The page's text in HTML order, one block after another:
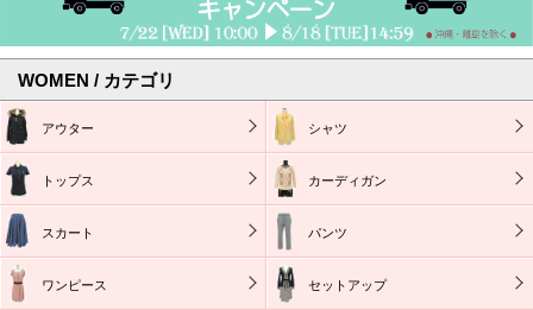
WOMEN / カテゴリ
アウター シャツ
トップス カーディガン
スカート パンツ
ワンピース セットアップ